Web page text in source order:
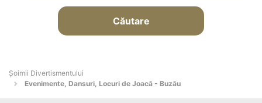
Căutare
Şoimii Divertismentului
Evenimente, Dansuri, Locuri de Joacă - Buzău